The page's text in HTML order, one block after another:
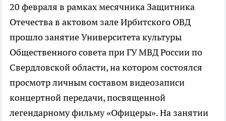
20 февраля в рамках месячника Защитника
Отечества в актовом зале Ирбитского ОВД
прошло занятие Университета культуры
Общественного совета при ГУ МВД России по
Свердловской области, на котором состоялся
просмотр личным составом видеозаписи
концертной передачи, посвященной
легендарному фильму «Офицеры». На занятии